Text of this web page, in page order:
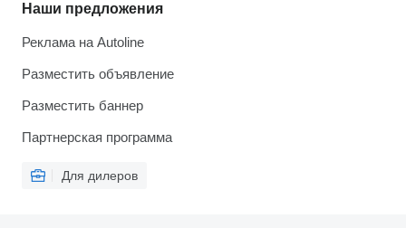
Наши предложения
Реклама на Autoline
Разместить объявление
Разместить баннер
Партнерская программа
Для дилеров